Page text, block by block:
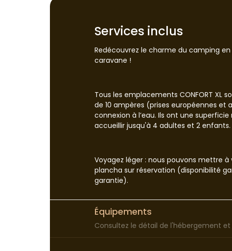
Services inclus
Redécouvrez le charme du camping
caravane !
Tous les emplacements CONFORT XL
de 10 ampères (prises européennes et
connexion à l’eau. Ils ont une
accueillir jusqu'à 4 adultes et 2 enfants.
Voyagez léger : nous pouvons mettre
plancha sur réservation (disponibilité
garantie).
Équipements
Consultez le détail de l'hébergement et